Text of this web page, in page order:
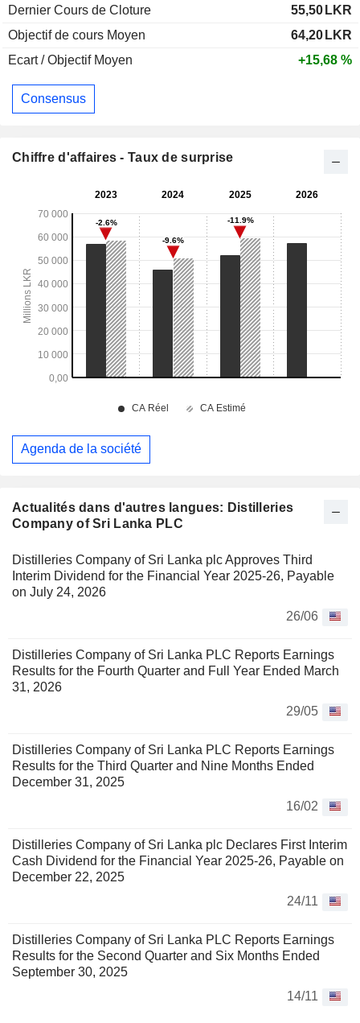
Actualités dans d'autres langues: Distilleries
Company of Sri Lanka PLC
Distilleries Company of Sri Lanka plc Approves Third
Interim Dividend for the Financial Year 2025-26, Payable
on July 24, 2026
26/06
Distilleries Company of Sri Lanka PLC Reports Earnings
Results for the Fourth Quarter and Full Year Ended March
31, 2026
29/05
Distilleries Company of Sri Lanka PLC Reports Earnings
Results for the Third Quarter and Nine Months Ended
December 31, 2025
16/02
Distilleries Company of Sri Lanka plc Declares First Interim
Cash Dividend for the Financial Year 2025-26, Payable on
December 22, 2025
24/11
Distilleries Company of Sri Lanka PLC Reports Earnings
Results for the Second Quarter and Six Months Ended
September 30, 2025
14/11
Dernier Cours de Cloture
55,50 LKR
Objectif de cours Moyen
64,20 LKR
Ecart / Objectif Moyen
+15,68 %
Consensus
Chiffre d'affaires - Taux de surprise
Agenda de la société